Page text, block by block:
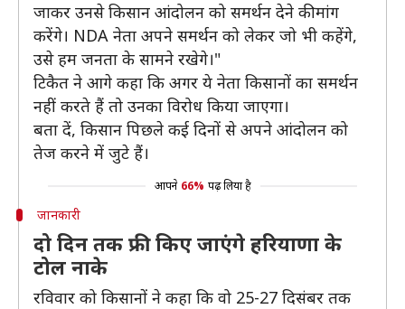
जाकर उनसे किसान आंदोलन को समर्थन देने की मांग
करेंगे। NDA नेता अपने समर्थन को लेकर जो भी कहेंगे,
उसे हम जनता के सामने रखेगे।"
टिकैत ने आगे कहा कि अगर ये नेता किसानों का समर्थन
नहीं करते हैं तो उनका विरोध किया जाएगा।
बता दें, किसान पिछले कई दिनों से अपने आंदोलन को
तेज करने में जुटे हैं।
आपने 66% पढ़ लिया है
जानकारी
दो दिन तक फ्री किए जाएंगे हरियाणा के
टोल नाके
रविवार को किसानों ने कहा कि वो 25-27 दिसंबर तक